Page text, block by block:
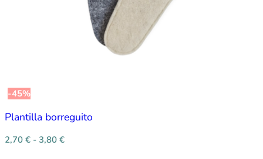
-45%
Plantilla borreguito
2,70 € - 3,80 €